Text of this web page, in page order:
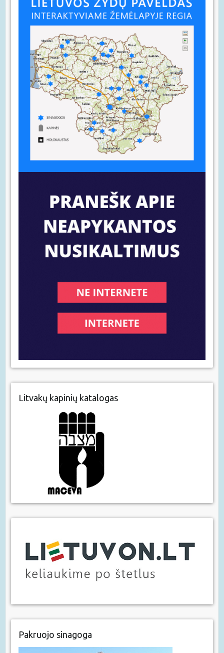
Litvakų kapinių katalogas
Pakruojo sinagoga